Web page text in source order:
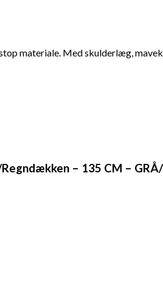
materiale. Med skulderlæg,
– 135 CM – GRÅ/